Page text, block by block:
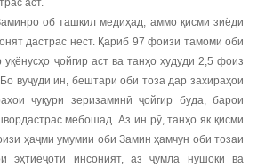
аст.
об ташкил медиҳад, аммо қисми зиёди
дастрас нест. Қариб 97 фоизи тамоми оби
ҷойгир аст ва танҳо ҳудуди 2,5 фоиз
вуҷуди ин, бештари оби тоза дар захираҳои
чуқури зеризаминӣ ҷойгир буда, барои
мебошад. Аз ин рӯ, танҳо як қисми
ҳаҷми умумии оби Замин ҳамчун оби тозаи
эҳтиёҷоти инсоният, аз ҷумла нӯшокӣ ва